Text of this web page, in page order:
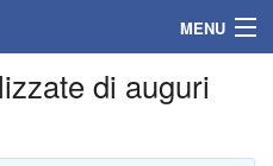
MENU
di auguri